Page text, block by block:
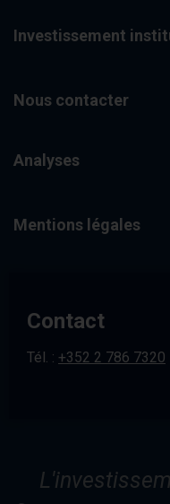
Investissement
Nous contacter
Analyses
Mentions légales
Contact
Tél. : +352 2 786 7320